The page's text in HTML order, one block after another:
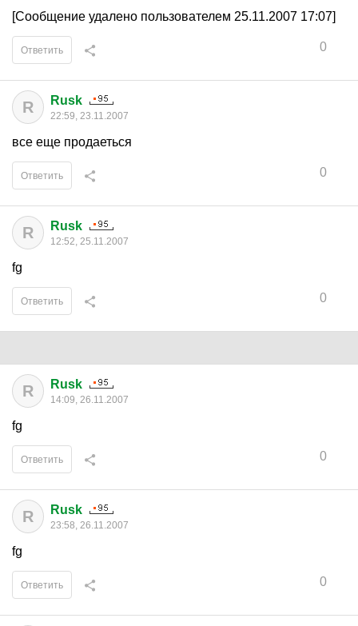
[Сообщение удалено пользователем 25.11.2007 17:07]
0
Ответить
R Rusk
22:59, 23.11.2007
все еще продаеться
0
Ответить
R Rusk
12:52, 25.11.2007
fg
0
Ответить
R Rusk
14:09, 26.11.2007
fg
0
Ответить
R Rusk
23:58, 26.11.2007
fg
0
Ответить